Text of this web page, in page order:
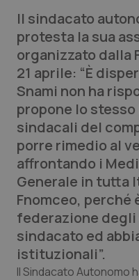
QS Pro
Professionisti
Abruzzo
Basilicata
Calabria
Campania
Emilia-Romagna
QS Pro Gold
Artrite & artrosi
Asma & BPCO
Car-T
Colesterolo &
QS Club Newsletter
Il sindacato
protesta la sua
organizzato dalla
21 aprile: “È
Snami non ha
propone lo
sindacali del
porre rimedio al
affrontando i
Generale in tutta
Fnomceo, perché
federazione degli
sindacato ed
istituzionali”.
Il Sindacato Autonomo